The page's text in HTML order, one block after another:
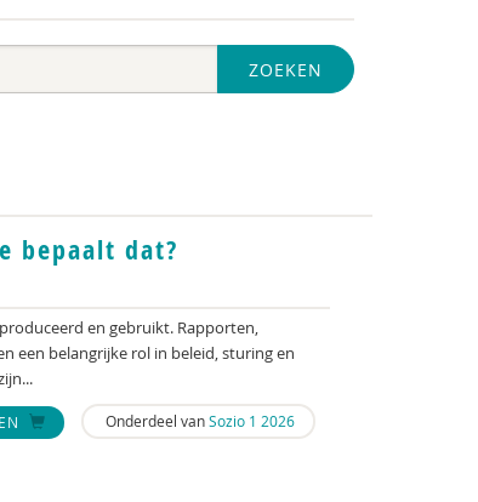
ZOEKEN
bepaalt dat?
en gebruikt. Rapporten,
een belangrijke rol in beleid, sturing en
Onderdeel vanSozio 1 2026